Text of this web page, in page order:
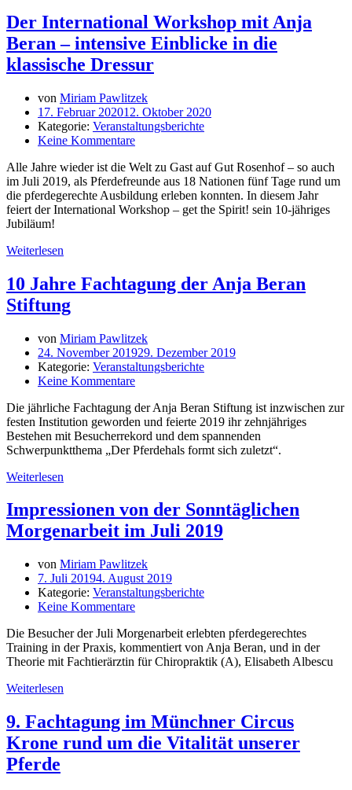
Der International Workshop mit Anja
Beran – intensive Einblicke in die
klassische Dressur
von Miriam Pawlitzek
17. Februar 202012. Oktober 2020
Kategorie: Veranstaltungsberichte
Keine Kommentare
Alle Jahre wieder ist die Welt zu Gast auf Gut Rosenhof – so auch
im Juli 2019, als Pferdefreunde aus 18 Nationen fünf Tage rund um
die pferdegerechte Ausbildung erleben konnten. In diesem Jahr
feiert der International Workshop – get the Spirit! sein 10-jähriges
Jubiläum!
Weiterlesen
10 Jahre Fachtagung der Anja Beran
Stiftung
von Miriam Pawlitzek
24. November 201929. Dezember 2019
Kategorie: Veranstaltungsberichte
Keine Kommentare
Die jährliche Fachtagung der Anja Beran Stiftung ist inzwischen zur
festen Institution geworden und feierte 2019 ihr zehnjähriges
Bestehen mit Besucherrekord und dem spannenden
Schwerpunktthema „Der Pferdehals formt sich zuletzt“.
Weiterlesen
Impressionen von der Sonntäglichen
Morgenarbeit im Juli 2019
von Miriam Pawlitzek
7. Juli 20194. August 2019
Kategorie: Veranstaltungsberichte
Keine Kommentare
Die Besucher der Juli Morgenarbeit erlebten pferdegerechtes
Training in der Praxis, kommentiert von Anja Beran, und in der
Theorie mit Fachtierärztin für Chiropraktik (A), Elisabeth Albescu
Weiterlesen
9. Fachtagung im Münchner Circus
Krone rund um die Vitalität unserer
Pferde